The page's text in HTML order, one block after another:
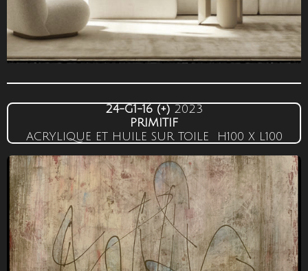
24-G1-16 (+) 2023
PRIMITIF
ACRYLIQUE ET HUILE SUR TOILE
H100 X L100